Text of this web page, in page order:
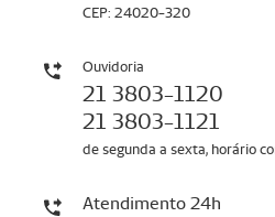
CEP: 24020-320
Ouvidoria
21 3803-1120
21 3803-1121
de segunda a sexta, horário
Atendimento 24h